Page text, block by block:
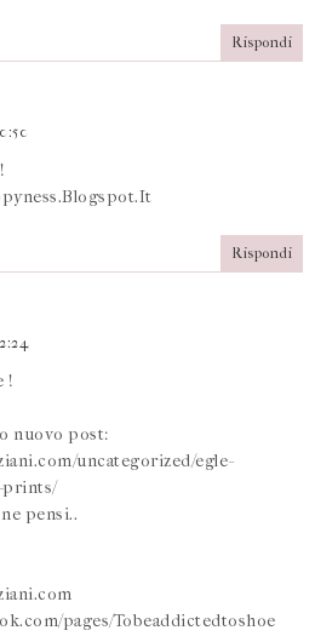
Rispondi
Rispondi
!
nuovo post:
uncategorized/egle-
prints/
pensi..
pages/Tobeaddictedtoshoe